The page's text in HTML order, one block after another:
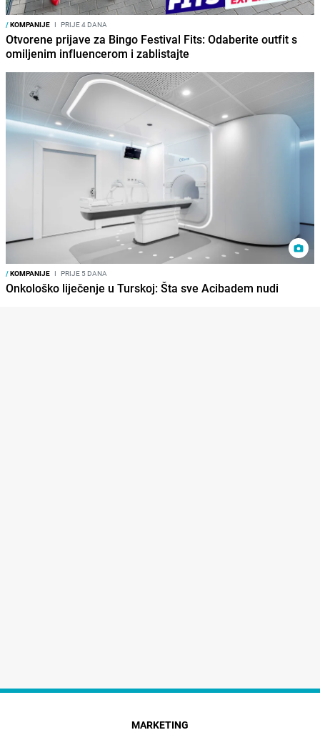
/KOMPANIJE I PRIJE 4 DANA
Otvorene prijave za Bingo Festival Fits: Odaberite outfit s
omiljenim influencerom i zablistajte
/KOMPANIJE I PRIJE 5 DANA
Onkološko liječenje u Turskoj: Šta sve Acibadem nudi
MARKETING